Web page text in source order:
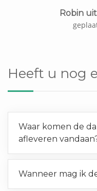
Robin
Heeft u nog
Waar komen de
afleveren
Wanneer mag ik